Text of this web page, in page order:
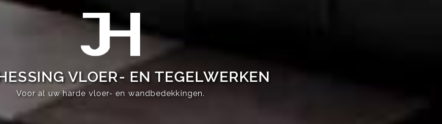
VLOER- EN TEGELWERKEN
Voor al uw harde vloer- en wandbedekkingen.